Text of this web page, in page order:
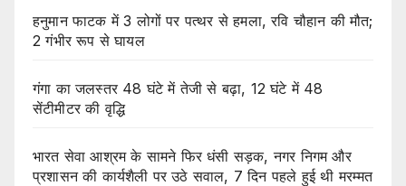
हनुमान फाटक में 3 लोगों पर पत्थर से हमला, रवि चौहान की मौत;
2 गंभीर रूप से घायल
गंगा का जलस्तर 48 घंटे में तेजी से बढ़ा, 12 घंटे में 48
सेंटीमीटर की वृद्धि
भारत सेवा आश्रम के सामने फिर धंसी सड़क, नगर निगम और
प्रशासन की कार्यशैली पर उठे सवाल, 7 दिन पहले हुई थी मरम्मत